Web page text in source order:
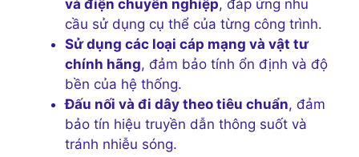
và điện chuyên nghiệp, đáp ứng nhu
cầu sử dụng cụ thể của từng công trình.
Sử dụng các loại cáp mạng và vật tư
chính hãng, đảm bảo tính ổn định và độ
bền của hệ thống.
Đấu nối và đi dây theo tiêu chuẩn, đảm
bảo tín hiệu truyền dẫn thông suốt và
tránh nhiễu sóng.